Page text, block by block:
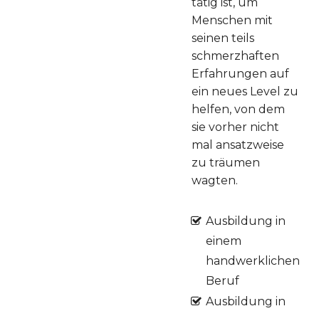
Menschen mit
seinen teils
schmerzhaften
Erfahrungen auf
ein neues Level zu
helfen, von dem
sie vorher nicht
mal ansatzweise
zu träumen
wagten.
Ausbildung in
einem
handwerklichen
Beruf
Ausbildung in